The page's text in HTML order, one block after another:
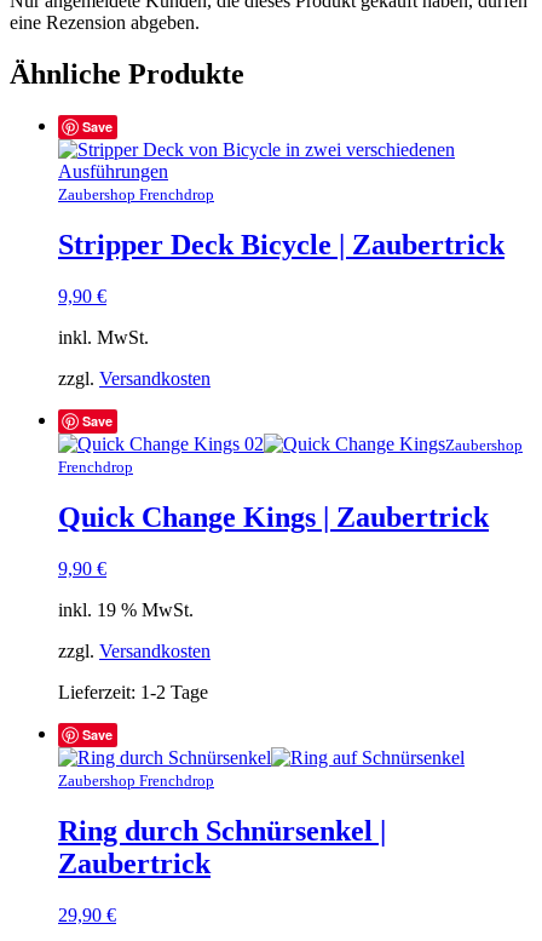
eine Rezension abgeben.
Ähnliche Produkte
Save
Zaubershop Frenchdrop
Stripper Deck Bicycle | Zaubertrick
9,90 €
inkl. MwSt.
zzgl. Versandkosten
Save
Zaubershop
Frenchdrop
Quick Change Kings | Zaubertrick
9,90 €
inkl. 19 % MwSt.
zzgl. Versandkosten
Lieferzeit: 1-2 Tage
Save
Zaubershop Frenchdrop
Ring durch Schnürsenkel |
Zaubertrick
29,90 €